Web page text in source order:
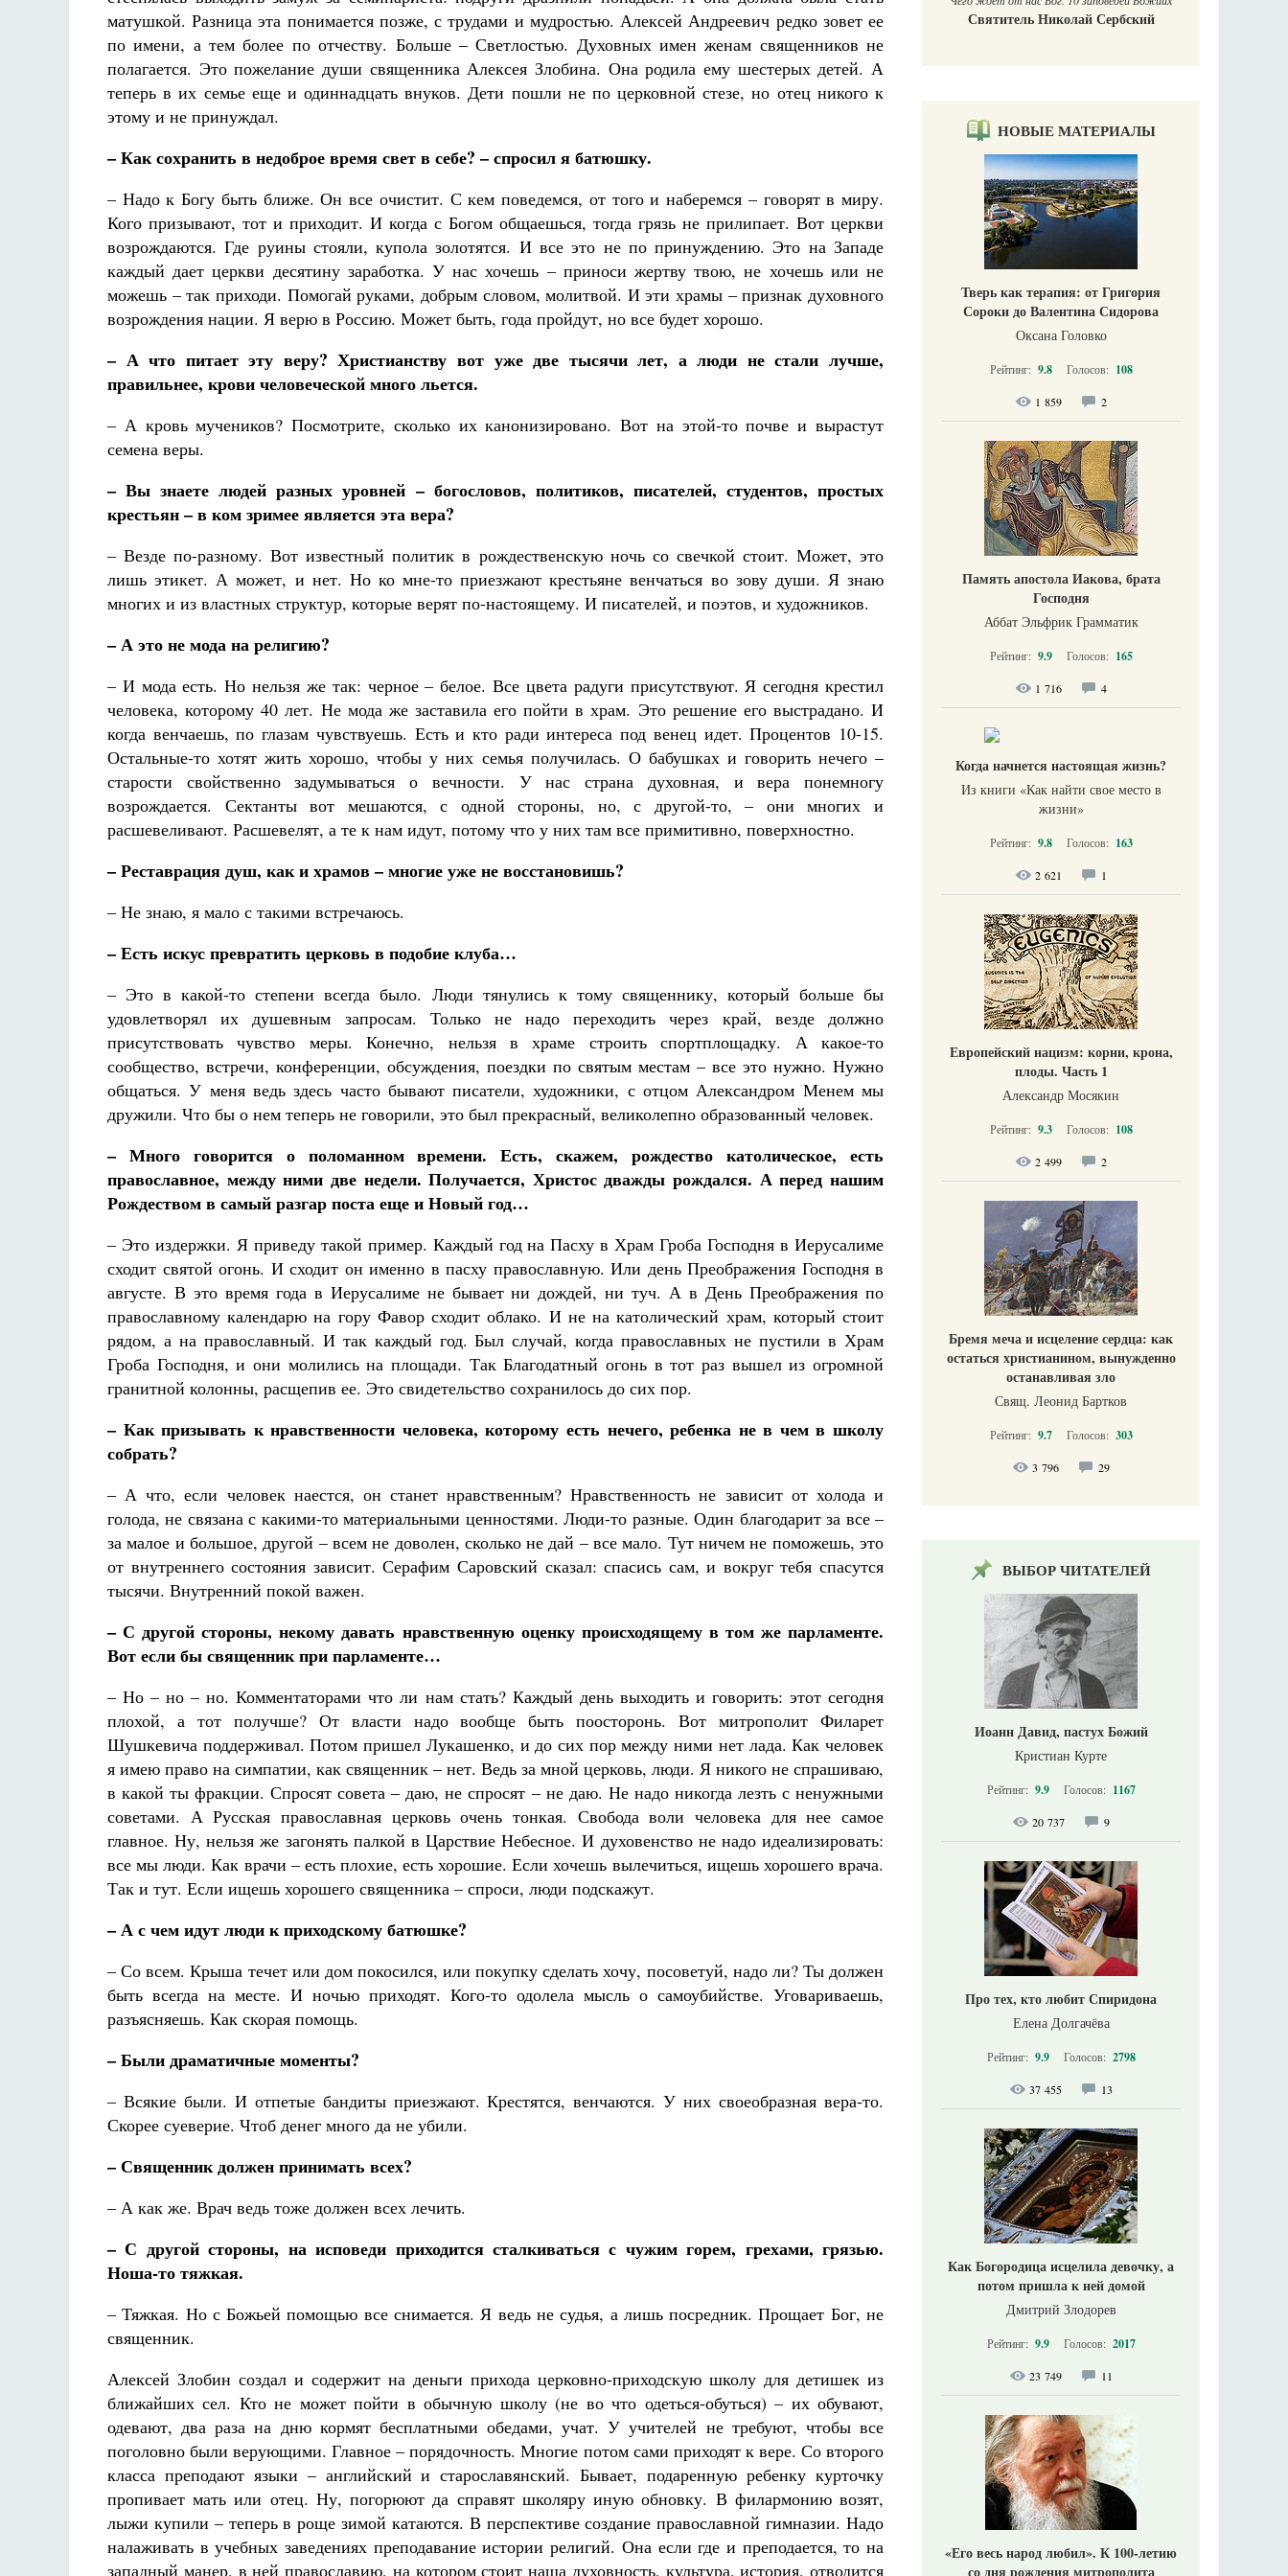
матушкой. Разница эта понимается позже, с трудами и мудростью. Алексей Андреевич редко зовет ее
по имени, а тем более по отчеству. Больше – Светлостью. Духовных имен женам священников не
полагается. Это пожелание души священника Алексея Злобина. Она родила ему шестерых детей. А
теперь в их семье еще и одиннадцать внуков. Дети пошли не по церковной стезе, но отец никого к
этому и не принуждал.
– Как сохранить в недоброе время свет в себе? – спросил я батюшку.
– Надо к Богу быть ближе. Он все очистит. С кем поведемся, от того и наберемся – говорят в миру.
Кого призывают, тот и приходит. И когда с Богом общаешься, тогда грязь не прилипает. Вот церкви
возрождаются. Где руины стояли, купола золотятся. И все это не по принуждению. Это на Западе
каждый дает церкви десятину заработка. У нас хочешь – приноси жертву твою, не хочешь или не
можешь – так приходи. Помогай руками, добрым словом, молитвой. И эти храмы – признак духовного
возрождения нации. Я верю в Россию. Может быть, года пройдут, но все будет хорошо.
– А что питает эту веру? Христианству вот уже две тысячи лет, а люди не стали лучше,
правильнее, крови человеческой много льется.
– А кровь мучеников? Посмотрите, сколько их канонизировано. Вот на этой-то почве и вырастут
семена веры.
– Вы знаете людей разных уровней – богословов, политиков, писателей, студентов, простых
крестьян – в ком зримее является эта вера?
– Везде по-разному. Вот известный политик в рождественскую ночь со свечкой стоит. Может, это
лишь этикет. А может, и нет. Но ко мне-то приезжают крестьяне венчаться во зову души. Я знаю
многих и из властных структур, которые верят по-настоящему. И писателей, и поэтов, и художников.
– А это не мода на религию?
– И мода есть. Но нельзя же так: черное – белое. Все цвета радуги присутствуют. Я сегодня крестил
человека, которому 40 лет. Не мода же заставила его пойти в храм. Это решение его выстрадано. И
когда венчаешь, по глазам чувствуешь. Есть и кто ради интереса под венец идет. Процентов 10-15.
Остальные-то хотят жить хорошо, чтобы у них семья получилась. О бабушках и говорить нечего –
старости свойственно задумываться о вечности. У нас страна духовная, и вера понемногу
возрождается. Сектанты вот мешаются, с одной стороны, но, с другой-то, – они многих и
расшевеливают. Расшевелят, а те к нам идут, потому что у них там все примитивно, поверхностно.
– Реставрация душ, как и храмов – многие уже не восстановишь?
– Не знаю, я мало с такими встречаюсь.
– Есть искус превратить церковь в подобие клуба…
– Это в какой-то степени всегда было. Люди тянулись к тому священнику, который больше бы
удовлетворял их душевным запросам. Только не надо переходить через край, везде должно
присутствовать чувство меры. Конечно, нельзя в храме строить спортплощадку. А какое-то
сообщество, встречи, конференции, обсуждения, поездки по святым местам – все это нужно. Нужно
общаться. У меня ведь здесь часто бывают писатели, художники, с отцом Александром Менем мы
дружили. Что бы о нем теперь не говорили, это был прекрасный, великолепно образованный человек.
– Много говорится о поломанном времени. Есть, скажем, рождество католическое, есть
православное, между ними две недели. Получается, Христос дважды рождался. А перед нашим
Рождеством в самый разгар поста еще и Новый год…
– Это издержки. Я приведу такой пример. Каждый год на Пасху в Храм Гроба Господня в Иерусалиме
сходит святой огонь. И сходит он именно в пасху православную. Или день Преображения Господня в
августе. В это время года в Иерусалиме не бывает ни дождей, ни туч. А в День Преображения по
православному календарю на гору Фавор сходит облако. И не на католический храм, который стоит
рядом, а на православный. И так каждый год. Был случай, когда православных не пустили в Храм
Гроба Господня, и они молились на площади. Так Благодатный огонь в тот раз вышел из огромной
гранитной колонны, расщепив ее. Это свидетельство сохранилось до сих пор.
– Как призывать к нравственности человека, которому есть нечего, ребенка не в чем в школу
собрать?
– А что, если человек наестся, он станет нравственным? Нравственность не зависит от холода и
голода, не связана с какими-то материальными ценностями. Люди-то разные. Один благодарит за все –
за малое и большое, другой – всем не доволен, сколько не дай – все мало. Тут ничем не поможешь, это
от внутреннего состояния зависит. Серафим Саровский сказал: спасись сам, и вокруг тебя спасутся
тысячи. Внутренний покой важен.
– С другой стороны, некому давать нравственную оценку происходящему в том же парламенте.
Вот если бы священник при парламенте…
– Но – но – но. Комментаторами что ли нам стать? Каждый день выходить и говорить: этот сегодня
плохой, а тот получше? От власти надо вообще быть поосторонь. Вот митрополит Филарет
Шушкевича поддерживал. Потом пришел Лукашенко, и до сих пор между ними нет лада. Как человек
я имею право на симпатии, как священник – нет. Ведь за мной церковь, люди. Я никого не спрашиваю,
в какой ты фракции. Спросят совета – даю, не спросят – не даю. Не надо никогда лезть с ненужными
советами. А Русская православная церковь очень тонкая. Свобода воли человека для нее самое
главное. Ну, нельзя же загонять палкой в Царствие Небесное. И духовенство не надо идеализировать:
все мы люди. Как врачи – есть плохие, есть хорошие. Если хочешь вылечиться, ищешь хорошего врача.
Так и тут. Если ищешь хорошего священника – спроси, люди подскажут.
– А с чем идут люди к приходскому батюшке?
– Со всем. Крыша течет или дом покосился, или покупку сделать хочу, посоветуй, надо ли? Ты должен
быть всегда на месте. И ночью приходят. Кого-то одолела мысль о самоубийстве. Уговариваешь,
разъясняешь. Как скорая помощь.
– Были драматичные моменты?
– Всякие были. И отпетые бандиты приезжают. Крестятся, венчаются. У них своеобразная вера-то.
Скорее суеверие. Чтоб денег много да не убили.
– Священник должен принимать всех?
– А как же. Врач ведь тоже должен всех лечить.
– С другой стороны, на исповеди приходится сталкиваться с чужим горем, грехами, грязью.
Ноша-то тяжкая.
– Тяжкая. Но с Божьей помощью все снимается. Я ведь не судья, а лишь посредник. Прощает Бог, не
священник.
Алексей Злобин создал и содержит на деньги прихода церковно-приходскую школу для детишек из
ближайших сел. Кто не может пойти в обычную школу (не во что одеться-обуться) – их обувают,
одевают, два раза на дню кормят бесплатными обедами, учат. У учителей не требуют, чтобы все
поголовно были верующими. Главное – порядочность. Многие потом сами приходят к вере. Со второго
класса преподают языки – английский и старославянский. Бывает, подаренную ребенку курточку
пропивает мать или отец. Ну, погорюют да справят школяру иную обновку. В филармонию возят,
лыжи купили – теперь в роще зимой катаются. В перспективе создание православной гимназии. Надо
налаживать в учебных заведениях преподавание истории религий. Она если где и преподается, то на
западный манер, в ней православию, на котором стоит наша духовность, культура, история, отводится
Кирилл Мурышев Святитель Николай Сербский
НОВЫЕ МАТЕРИАЛЫ
Тверь как терапия: от Григория
Сороки до Валентина Сидорова
Оксана Головко
Рейтинг: 9.8 Голосов: 108
1 859 2
Память апостола Иакова, брата
Господня
Аббат Эльфрик Грамматик
Рейтинг: 9.9 Голосов: 165
1 716 4
Когда начнется настоящая жизнь?
Из книги «Как найти свое место в
жизни​»
Рейтинг: 9.8 Голосов: 163
2 621 1
Европейский нацизм: корни, крона,
плоды. Часть 1
Александр Мосякин
Рейтинг: 9.3 Голосов: 108
2 499 2
Бремя меча и исцеление сердца: как
остаться христианином, вынужденно
останавливая зло
Свящ. Леонид Бартков
Рейтинг: 9.7 Голосов: 303
3 796 29
ВЫБОР ЧИТАТЕЛЕЙ
Иоанн Давид, пастух Божий
Кристиан Курте
Рейтинг: 9.9 Голосов: 1167
20 737 9
Про тех, кто любит Спиридона
Елена Долгачёва
Рейтинг: 9.9 Голосов: 2798
37 455 13
Как Богородица исцелила девочку, а
потом пришла к ней домой
Дмитрий Злодорев
Рейтинг: 9.9 Голосов: 2017
23 749 11
«Его весь народ любил». К 100-летию
со дня рождения митрополита